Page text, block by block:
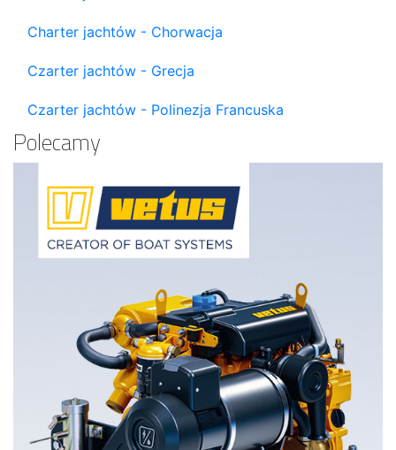
Charter jachtów - Chorwacja
Czarter jachtów - Grecja
Czarter jachtów - Polinezja Francuska
Polecamy